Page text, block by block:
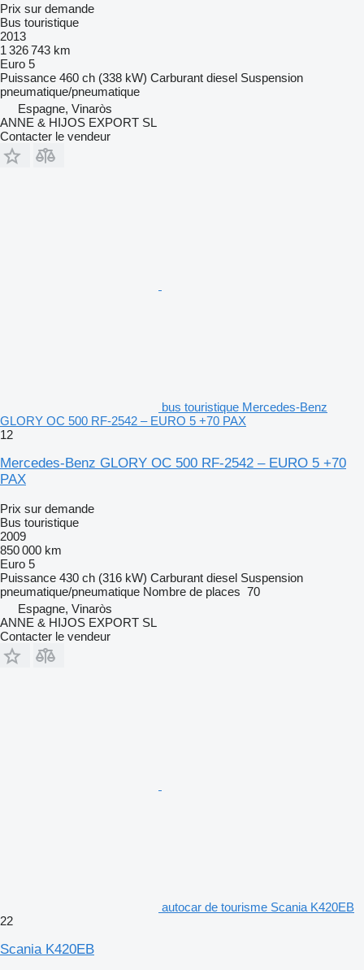
Prix sur demande
Bus touristique
2013
1 326 743 km
Euro 5
Puissance 460 ch (338 kW) Carburant diesel Suspension
pneumatique/pneumatique
Espagne, Vinaròs
ANNE & HIJOS EXPORT SL
Contacter le vendeur
bus touristique Mercedes-Benz
GLORY OC 500 RF-2542 – EURO 5 +70 PAX
12
Mercedes-Benz GLORY OC 500 RF-2542 – EURO 5 +70
PAX
Prix sur demande
Bus touristique
2009
850 000 km
Euro 5
Puissance 430 ch (316 kW) Carburant diesel Suspension
pneumatique/pneumatique Nombre de places 70
Espagne, Vinaròs
ANNE & HIJOS EXPORT SL
Contacter le vendeur
autocar de tourisme Scania K420EB
22
Scania K420EB